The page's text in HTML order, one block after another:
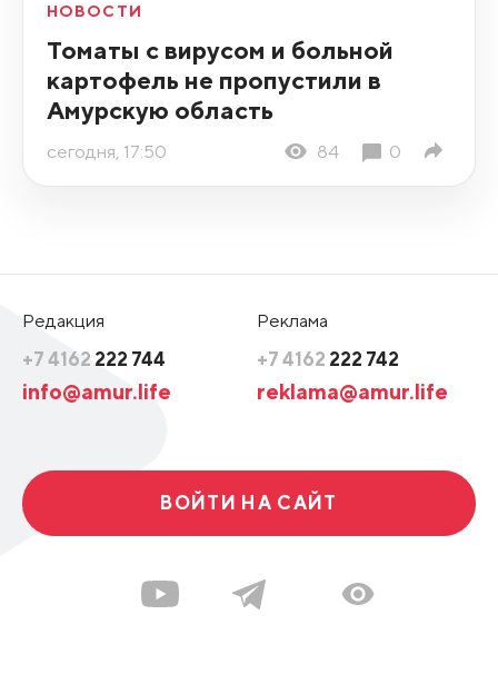
НОВОСТИ
Томаты с вирусом и больной
картофель не пропустили в
Амурскую область
сегодня, 17:50 84 0
Редакция
+7 4162 222 744
info@amur.life
Реклама
+7 4162 222 742
reklama@amur.life
ВОЙТИ НА САЙТ